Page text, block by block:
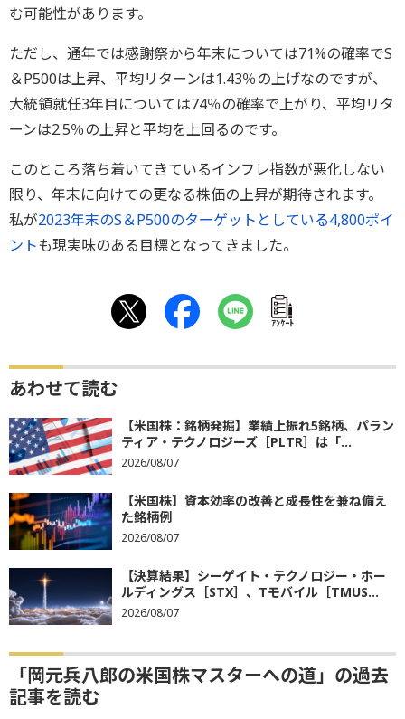
む可能性があります。
ただし、通年では感謝祭から年末については71%の確率でS
＆P500は上昇、平均リターンは1.43％の上げなのですが、
大統領就任3年目については74％の確率で上がり、平均リタ
ーンは2.5％の上昇と平均を上回るのです。
このところ落ち着いてきているインフレ指数が悪化しない
限り、年末に向けての更なる株価の上昇が期待されます。
私が2023年末のS＆P500のターゲットとしている4,800ポイ
ントも現実味のある目標となってきました。
ｱﾝｹｰﾄ
あわせて読む
【米国株：銘柄発掘】業績上振れ5銘柄、パラン
ティア・テクノロジーズ［PLTR］は「...
2026/08/07
【米国株】資本効率の改善と成長性を兼ね備え
た銘柄例
2026/08/07
【決算結果】シーゲイト・テクノロジー・ホー
ルディングス［STX］、Tモバイル［TMUS...
2026/08/07
「岡元兵八郎の米国株マスターへの道」の過去
記事を読む